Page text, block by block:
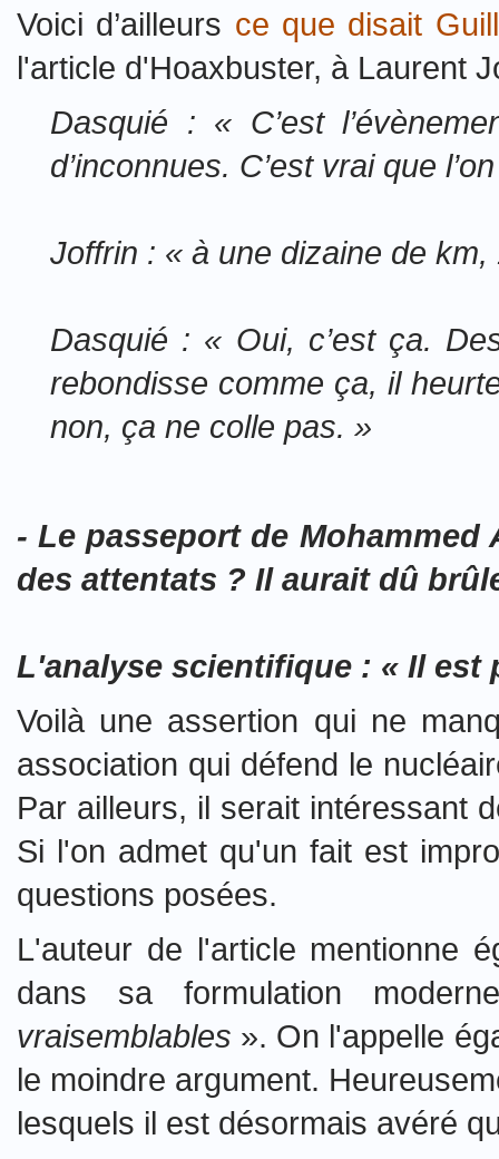
Voici d’ailleurs ce que disait
l'article d'Hoaxbuster, à Laurent
Dasquié : « C’est
d’inconnues. C’est vrai que
Joffrin : « à une dizaine de
Dasquié : « Oui, c’est ça.
rebondisse comme ça, il
non, ça ne colle pas. »
- Le passeport de
des attentats ? Il aurait dû
L'analyse scientifique : « Il est
Voilà une assertion qui ne
association qui défend le
Par ailleurs, il serait intéressant
Si l'on admet qu'un fait est
questions posées.
L'auteur de l'article mentionne
dans sa formulation
vraisemblables ». On l'appelle
le moindre argument.
lesquels il est désormais avéré